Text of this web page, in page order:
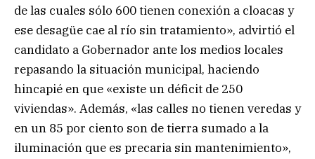
de las cuales sólo 600 tienen conexión a cloacas y
ese desagüe cae al río sin tratamiento», advirtió el
candidato a Gobernador ante los medios locales
repasando la situación municipal, haciendo
hincapié en que «existe un déficit de 250
viviendas». Además, «las calles no tienen veredas y
en un 85 por ciento son de tierra sumado a la
iluminación que es precaria sin mantenimiento»,